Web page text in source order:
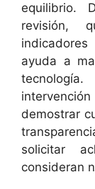
equilibrio.
revisión,
ayuda a
demostrar
solicitar
consideran